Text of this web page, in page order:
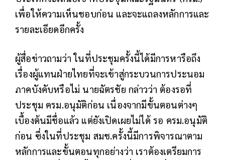
เพื่อให้ความเห็นชอบก่อน และจะแถลงหลักการและ
รายละเอียดอีกครั้ง
ผู้สื่อข่าวถามว่า ในที่ประชุมครั้งนี้ได้มีการหารือถึง
เรื่องผู้แทนฝ่ายไทยที่จะเข้าสู่กระบวนการประนอม
ภาคบังคับหรือไม่ นายฉัตรชัย กล่าวว่า ต้องรอที่
ประชุม ครม.อนุมัติก่อน เนื่องจากมีขั้นตอนต่างๆ
เบื้องต้นมีชื่อแล้ว แต่ยังเปิดเผยไม่ได้ รอ ครม.อนุมัติ
ก่อน ซึ่งในที่ประชุม สมช.ครั้งนี้มีการพิจารณาตาม
หลักการและขั้นตอนทุกอย่างว่า เราต้องเตรียมการ